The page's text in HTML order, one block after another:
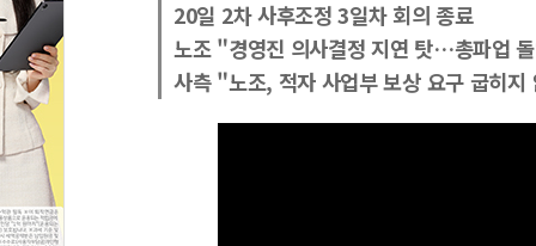
20일 2차 사후조정 3일차 회의 종료
노조 "경영진 의사결정 지연 탓…총파업
사측 "노조, 적자 사업부 보상 요구 굽히지